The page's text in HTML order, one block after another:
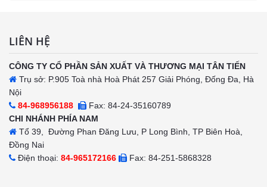
LIÊN HỆ
CÔNG TY CỔ PHẦN SẢN XUẤT VÀ THƯƠNG MẠI TÂN TIẾN
Trụ sở: P.905 Toà nhà Hoà Phát 257 Giải Phóng, Đống Đa, Hà
Nội
84-968956188
Fax: 84-24-35160789
CHI NHÁNH PHÍA NAM
Tổ 39, Đường Phan Đăng Lưu, P Long Bình, TP Biên Hoà,
Đồng Nai
Điện thoại: 84-965172166 Fax: 84-251-5868328